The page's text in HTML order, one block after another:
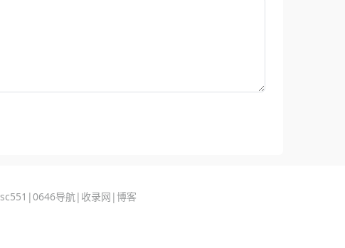
sc551 |0646导航| 收录网 |博客